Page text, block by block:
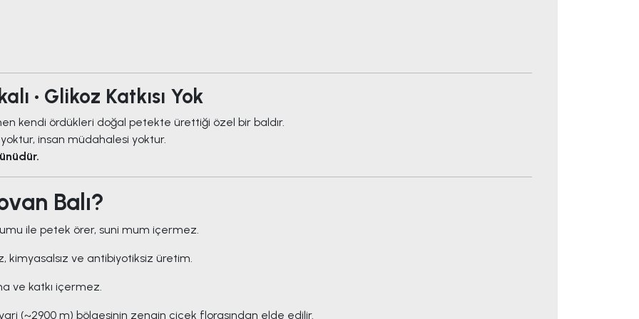
• Glikoz Katkısı Yok
kendi ördükleri doğal petekte ürettiği özel bir baldır.
insan müdahalesi yoktur.
Balı?
ile petek örer, suni mum içermez.
kimyasalsız ve antibiyotiksiz üretim.
ve katkı içermez.
(~2900 m) bölgesinin zengin çiçek florasından elde edilir.